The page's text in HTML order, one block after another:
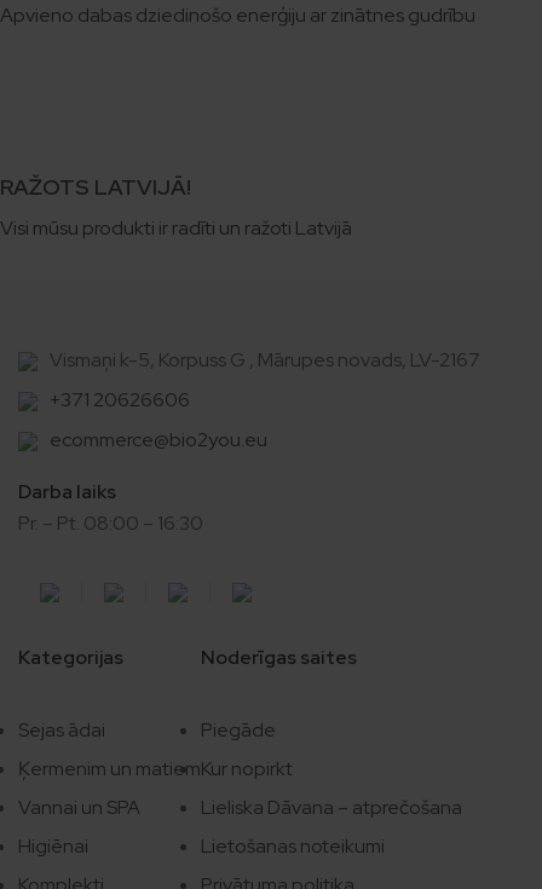
Apvieno dabas dziedinošo enerģiju ar zinātnes gudrību
RAŽOTS LATVIJĀ!
Visi mūsu produkti ir radīti un ražoti Latvijā
Vismaņi k-5, Korpuss G , Mārupes novads, LV-2167
+371 20626606
ecommerce@bio2you.eu
Darba laiks
Pr. – Pt. 08:00 – 16:30
Kategorijas
Sejas ādai
Ķermenim un matiem
Vannai un SPA
Higiēnai
Noderīgas saites
Piegāde
Kur nopirkt
Lieliska Dāvana – atprečošana
Lietošanas noteikumi